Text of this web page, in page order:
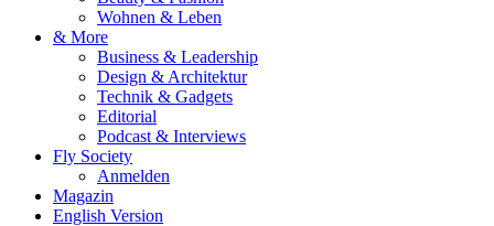
Wohnen & Leben
& More
Business & Leadership
Design & Architektur
Technik & Gadgets
Editorial
Podcast & Interviews
Fly Society
Anmelden
Magazin
English Version